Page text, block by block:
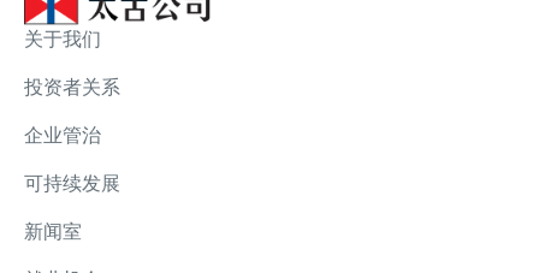
关于我们
投资者关系
企业管治
可持续发展
新闻室